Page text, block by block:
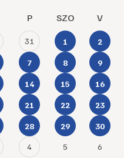
P SZO V
31 1 2
7 8 9
14 15 16
21 22 23
28 29 30
4 5 6